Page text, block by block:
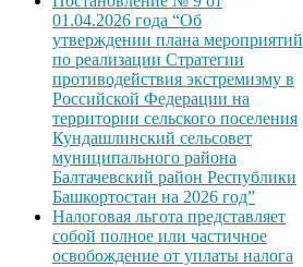
01.04.2026 года “Об
утверждении плана мероприятий
по реализации Стратегии
противодействия экстремизму в
Российской Федерации на
территории сельского поселения
Кундашлинский сельсовет
муниципального района
Балтачевский район Республики
Башкортостан на 2026 год”
Налоговая льгота представляет
собой полное или частичное
освобождение от уплаты налога